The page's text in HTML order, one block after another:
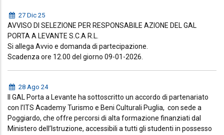
27 Dic 25
AVVISO DI SELEZIONE PER RESPONSABILE AZIONE DEL GAL
PORTA A LEVANTE S.C.A R.L.
Si allega Avvio e domanda di partecipazione.
Scadenza ore 12.00 del giorno 09-01-2026.
28 Ago 24
Il GAL Porta a Levante ha sottoscritto un accordo di partenariato
con l’ITS Academy Turismo e Beni Culturali Puglia, con sede a
Poggiardo, che offre percorsi di alta formazione finanziati dal
Ministero dell’Istruzione, accessibili a tutti gli studenti in possesso